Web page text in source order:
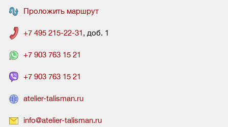
Проложить маршрут
+7 495 215-22-31, доб. 1
+7 903 763 15 21
+7 903 763 15 21
atelier-talisman.ru
info@atelier-talisman.ru